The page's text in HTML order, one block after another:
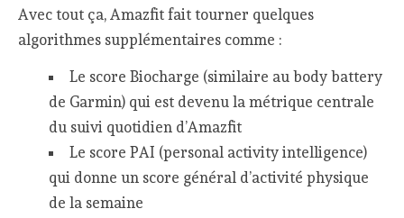
Avec tout ça, Amazfit fait tourner quelques
algorithmes supplémentaires comme :
Le score Biocharge (similaire au body battery
de Garmin) qui est devenu la métrique centrale
du suivi quotidien d’Amazfit
Le score PAI (personal activity intelligence)
qui donne un score général d’activité physique
de la semaine